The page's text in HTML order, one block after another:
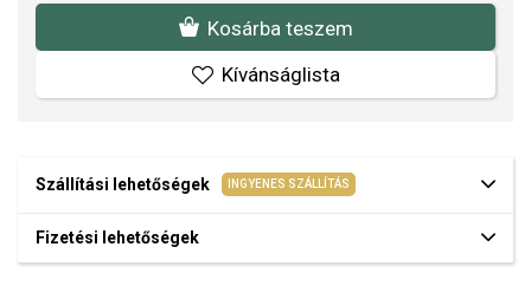
Kosárba teszem
Kívánságlista
Szállítási lehetőségek INGYENES SZÁLLÍTÁS
Fizetési lehetőségek